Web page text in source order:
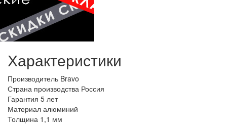
Характеристики
Производитель Bravo
Страна производства Россия
Гарантия 5 лет
Материал алюминий
Толщина 1,1 мм